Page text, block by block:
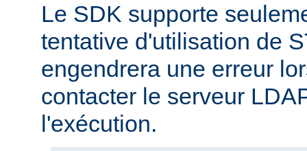
Le SDK supporte
tentative d'utilisation de
engendrera une erreur
contacter le serveur
l'exécution.